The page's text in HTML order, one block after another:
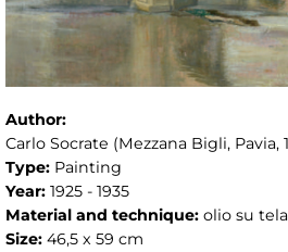
Author:
Carlo Socrate (Mezzana Bigli, Pavia,
Type: Painting
Year: 1925 - 1935
Material and technique: olio su tela
Size: 46,5 x 59 cm